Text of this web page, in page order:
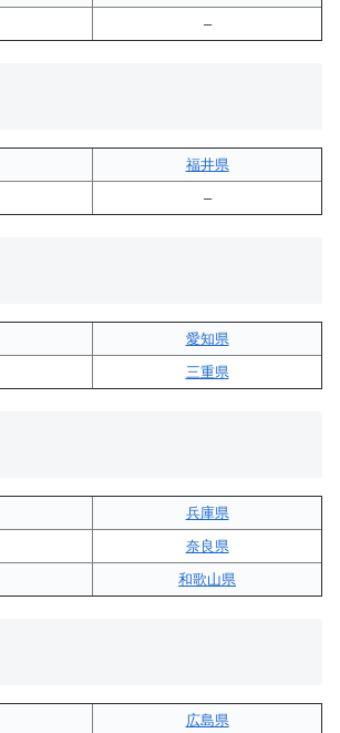
–
福井県
–
愛知県
三重県
兵庫県
奈良県
和歌山県
広島県